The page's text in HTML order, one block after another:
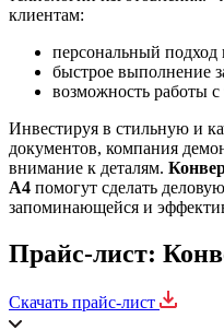
клиентам:
персональный подход
быстрое выполнение
возможность работы
Инвестируя в стильную и
документов, компания
внимание к деталям.
А4 помогут сделать
запоминающейся и
Прайс-лист:
Скачать прайс-лист